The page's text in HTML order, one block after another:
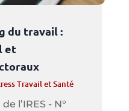
du travail :
et
Travail et Santé
l’IRES - N°